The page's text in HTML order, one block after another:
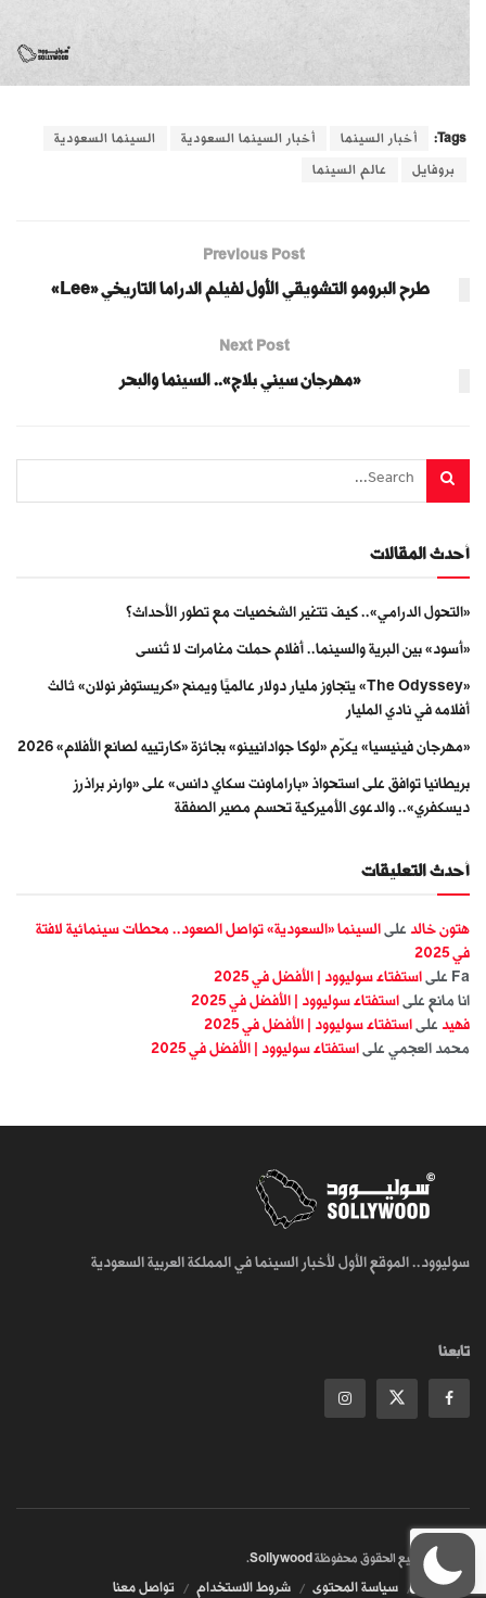
Tags: أخبار السينما أخبار السينما السعودية السينما السعودية
بروفايل عالم السينما
Previous Post
طرح البرومو التشويقي الأول لفيلم الدراما التاريخي «Lee»
Next Post
«مهرجان سيني بلاج».. السينما والبحر
أحدث المقالات
«التحول الدرامي».. كيف تتغير الشخصيات مع تطور الأحداث؟
«أسود» بين البرية والسينما.. أفلام حملت مغامرات لا تُنسى
«The Odyssey» يتجاوز مليار دولار عالميًا ويمنح «كريستوفر نولان» ثالث
أفلامه في نادي المليار
«مهرجان فينيسيا» يكرّم «لوكا جوادانيينو» بجائزة «كارتييه لصانع الأفلام» 2026
بريطانيا توافق على استحواذ «باراماونت سكاي دانس» على «وارنر براذرز
ديسكفري».. والدعوى الأميركية تحسم مصير الصفقة
أحدث التعليقات
هتون خالد على السينما «السعودية» تواصل الصعود.. محطات سينمائية لافتة
في 2025
Fa على استفتاء سوليوود | الأفضل في 2025
انا مانع على استفتاء سوليوود | الأفضل في 2025
فهيد على استفتاء سوليوود | الأفضل في 2025
محمد العجمي على استفتاء سوليوود | الأفضل في 2025
سوليوود.. الموقع الأول لأخبار السينما في المملكة العربية السعودية
تابعنا
جميع الحقوق محفوظة Sollywood
.
من نحن سياسة المحتوى شروط الاستخدام تواصل معنا